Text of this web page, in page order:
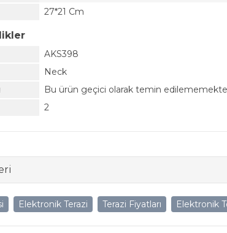
27*21 Cm
AKS398
Neck
Bu ürün geçici olarak temin
2
Elektronik Terazi Terazi Fiyatları Elektronik